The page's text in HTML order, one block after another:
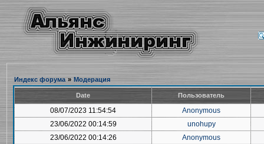
Индекс форума » Модерация
Date Пользователь
08/07/2023 11:54:54
Anonymous
23/06/2022 00:14:59
unohupy
23/06/2022 00:14:26
Anonymous